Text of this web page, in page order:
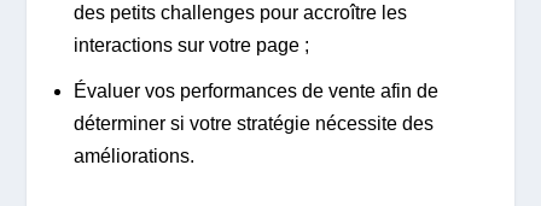
des petits challenges pour accroître les
interactions sur votre page ;
Évaluer vos performances de vente afin de
déterminer si votre stratégie nécessite des
améliorations.